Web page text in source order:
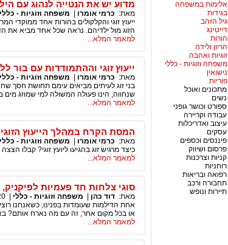
אלימות במשפחה
בגידות
גיל הזהב
דייטינג
הורות
הריון ולידה
זוגיות ואהבה
משפחה וזוגיות - כללי
נישואין
פוריות
מתכונים ואוכל
נשים
ספורט וכושר גופני
עבודה וקריירה
עיצוב ואדריכלות
עסקים
פיננסים וכספים
פרסום ושיווק
קניות וצרכנות
רוחניות
רפואה ובריאות
תחבורה ורכב
תיירות ונופש
מדוע יש את הנטייה לנהוג עם
מאת: כרמי אומרו משפחה וזוגיות - כללי
ייעוץ זוגי והקלקולים בהורות אחד ממוקדי
הזוג מול ילדיהם. נראה שכל אחד מביא את
למאמר המלא...
ייעוץ זוגי וההתמודדות עם בור
מאת: כרמי אומרו משפחה וזוגיות - כללי
בני זוג לעיתים מביאים עימם תחושת חסך
שנחווה, הינו פעולה המשולה למי שמוזג
למאמר המלא...
המסת הקרח במהלך הייעוץ הזוגי
מאת: כרמי אומרו משפחה וזוגיות - כללי
כיצד מרגיש זוג בהגיעו ליועץ זוגי? קבלו
למאמר המלא...
סוגי צלחות חד פעמיות לפיקניק,
מאת: דוד כהן משפחה וזוגיות - כללי
אחת הדילמות שעומדות בפנינו, כשאנחנו
או בכל מקום אחר, זה עם מה נארח אותם?
למאמר המלא...